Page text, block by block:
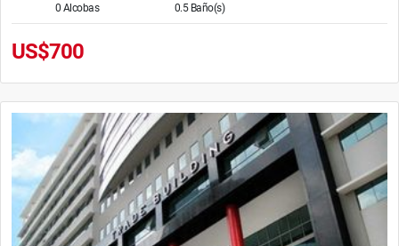
0 Alcobas 0.5 Baño(s)
US$700